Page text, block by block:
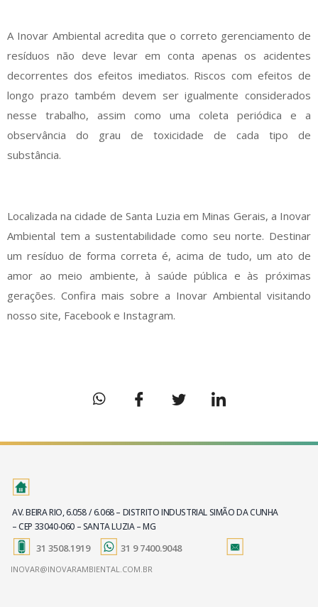
A Inovar Ambiental acredita que o correto gerenciamento de
resíduos não deve levar em conta apenas os acidentes
decorrentes dos efeitos imediatos. Riscos com efeitos de
longo prazo também devem ser igualmente considerados
nesse trabalho, assim como uma coleta periódica e a
observância do grau de toxicidade de cada tipo de
substância.
Localizada na cidade de Santa Luzia em Minas Gerais, a Inovar
Ambiental tem a sustentabilidade como seu norte. Destinar
um resíduo de forma correta é, acima de tudo, um ato de
amor ao meio ambiente, à saúde pública e às próximas
gerações. Confira mais sobre a Inovar Ambiental visitando
nosso site, Facebook e Instagram.
AV. BEIRA RIO, 6.058 / 6.068 – DISTRITO INDUSTRIAL SIMÃO DA CUNHA
– CEP 33040-060 – SANTA LUZIA – MG
31 3508.1919 31 9 7400.9048
INOVAR@INOVARAMBIENTAL.COM.BR